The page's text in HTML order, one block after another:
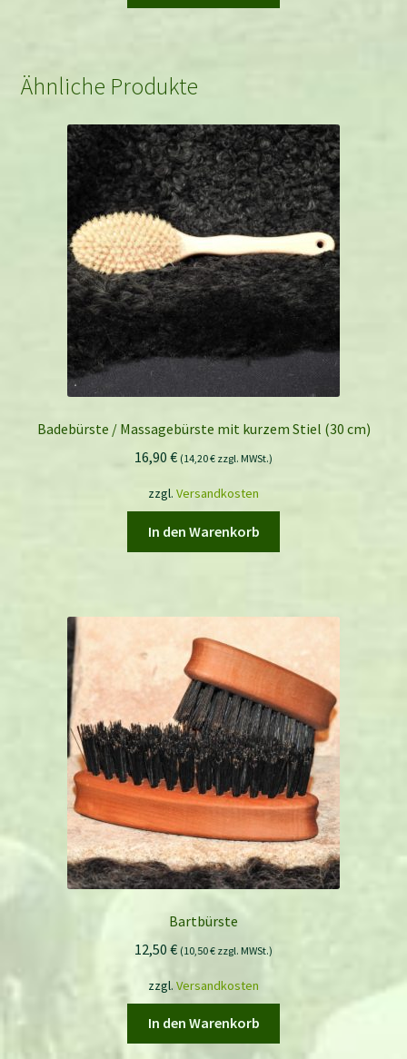
Ähnliche Produkte
Badebürste / Massagebürste mit kurzem Stiel (30 cm)
16,90 € (14,20€ zzgl. MWSt.)
zzgl. Versandkosten
In den Warenkorb
Bartbürste
12,50 € (10,50€ zzgl. MWSt.)
zzgl. Versandkosten
In den Warenkorb